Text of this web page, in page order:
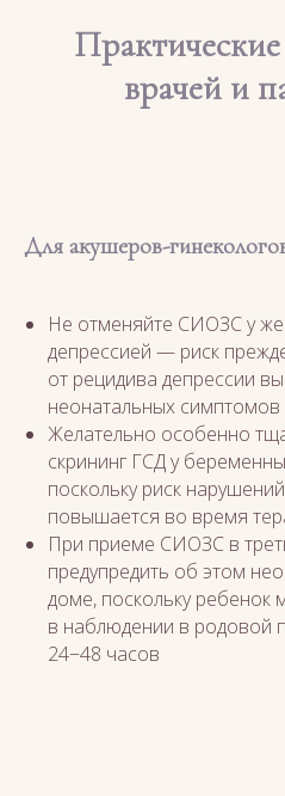
врачей и
Для акушеров-
Не отменяйте СИОЗС у
депрессией — риск
от рецидива депрессии
неонатальных симптомов
Желательно особенно
скрининг ГСД у
поскольку риск
повышается во время
При приеме СИОЗС в
предупредить об этом
доме, поскольку ребенок
в наблюдении в родовой
24−48 часов